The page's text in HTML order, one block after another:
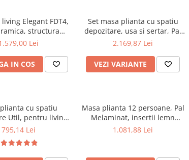
Elegant FDT4,
structura
140x80x75 cm,
catifea, 90 kg,
bej
Lei
IN COS
Set masa plianta cu spatiu
depozitare, usa si sertar, Pal
Melaminat, 160x96x80 cm si 6
cu piele ecologica, nuc
2.169,87 Lei
VEZI VARIANTE
cu spatiu
Util, pentru living
PAL, structura
160x96x80 cm, fag
795,14 Lei
Masa plianta 12 persoane, Pal
Melaminat, insertii lemn
masiv, sistem cuplare blat,
1.081,88 Lei